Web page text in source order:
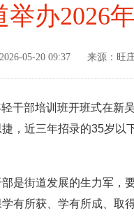
举办2026
2026-05-20 09:37 来源： 旺
部培训班开班式在新
，近三年招录的35岁
街道发展的生力军，
有所获、学有所成、取